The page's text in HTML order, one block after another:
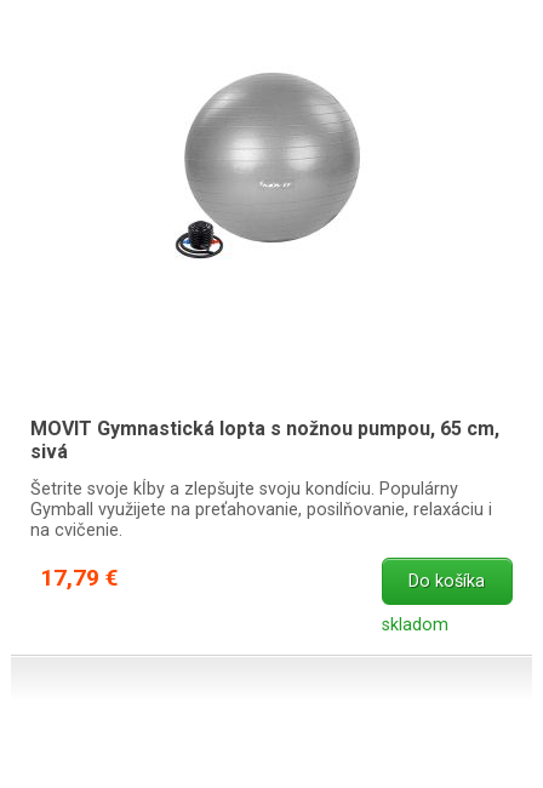
MOVIT Gymnastická lopta s nožnou pumpou, 65 cm,
sivá
Šetrite svoje kĺby a zlepšujte svoju kondíciu. Populárny
Gymball využijete na preťahovanie, posilňovanie, relaxáciu i
na cvičenie.
17,79 € Do košíka
skladom